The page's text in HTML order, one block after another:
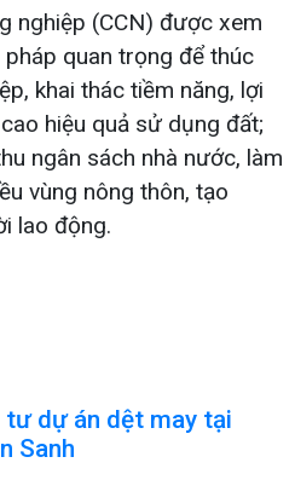
nghiệp (CCN) được xem
quan trọng để thúc
khai thác tiềm năng, lợi
hiệu quả sử dụng đất;
ngân sách nhà nước, làm
vùng nông thôn, tạo
lao động.
dự án dệt may tại
Sanh